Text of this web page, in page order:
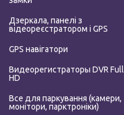
Дзеркала, панелі з
відеореєстратором і GPS
GPS навігатори
Видеорегистраторы DVR Full
HD
Все для паркування (камери,
монітори, парктроніки)